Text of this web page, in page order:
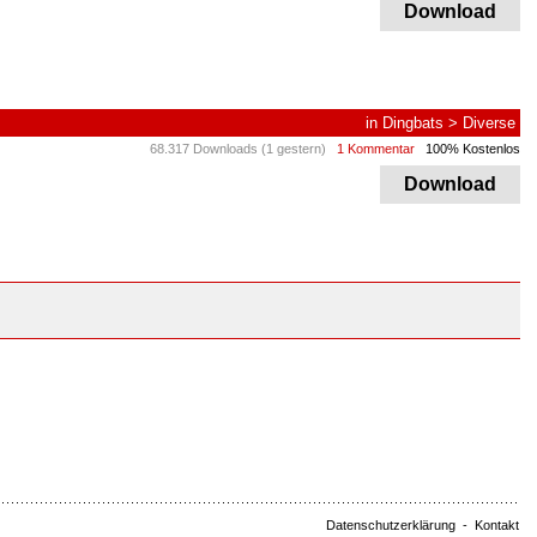
Download
in Dingbats > Diverse
68.317 Downloads (1 gestern) 1 Kommentar 100% Kostenlos
Download
Datenschutzerklärung - Kontakt